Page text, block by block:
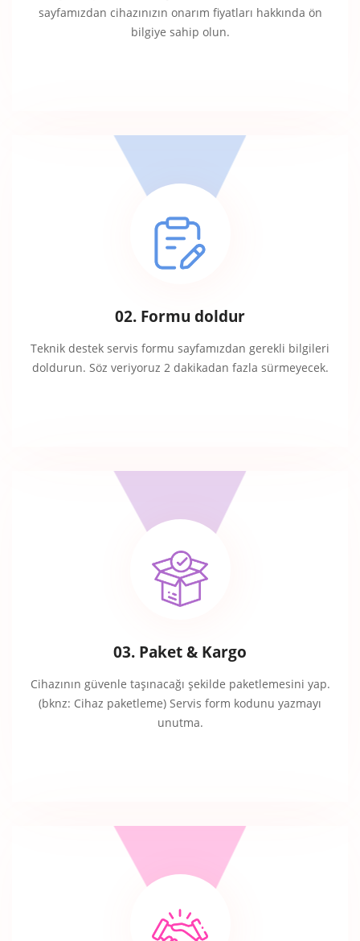
sayfamızdan cihazınızın onarım fiyatları hakkında ön
bilgiye sahip olun.
02. Formu doldur
Teknik destek servis formu sayfamızdan gerekli bilgileri
doldurun. Söz veriyoruz 2 dakikadan fazla sürmeyecek.
03. Paket & Kargo
Cihazının güvenle taşınacağı şekilde paketlemesini yap.
(bknz: Cihaz paketleme) Servis form kodunu yazmayı
unutma.